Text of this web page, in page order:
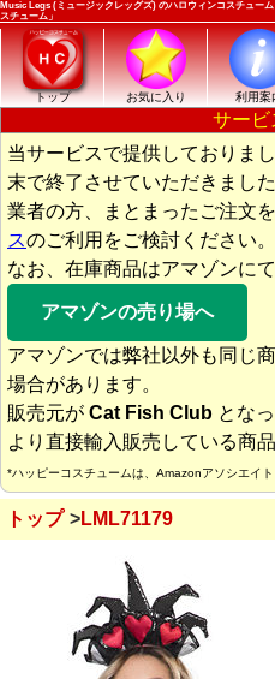
Music Legs (ミュージックレッグズ) のハロウィンコスチュー
スチューム」
トップ お気に入り 利用案
サービ
当サービスで提供しておりま
末で終了させていただきました
業者の方、まとまったご注文
スのご利用をご検討ください。
なお、在庫商品はアマゾンに
アマゾンの売り場へ
アマゾンでは弊社以外も同じ
場合があります。
販売元が Cat Fish Club とな
より直接輸入販売している商
*ハッピーコスチュームは、Amazonアソシエイ
トップ LML71179